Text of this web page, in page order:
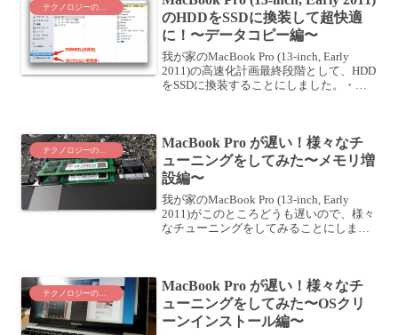
テクノロジーのこと
のHDDをSSDに換装して超快適
に！〜データコピー編〜
我が家のMacBook Pro (13-inch, Early
2011)の高速化計画最終段階として、HDD
をSSDに換装することにしました。・
MacBook Pro が遅い！様々なチ
ューニングをしてみた〜メモリ増
設編〜
我が家のMacBook Pro (13-inch, Early
2011)がこのところどうも遅いので、様々
なチューニングをしてみることにしまし
MacBook Pro が遅い！様々なチ
ューニングをしてみた〜OSクリ
ーンインストール編〜